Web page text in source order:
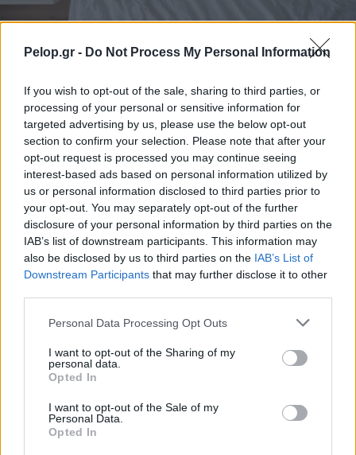
Pelop.gr - Do Not Process My Personal Information
If you wish to opt-out of the sale, sharing to third parties, or
processing of your personal or sensitive information for
targeted advertising by us, please use the below opt-out
section to confirm your selection. Please note that after your
opt-out request is processed you may continue seeing
interest-based ads based on personal information utilized by
us or personal information disclosed to third parties prior to
your opt-out. You may separately opt-out of the further
disclosure of your personal information by third parties on the
IAB’s list of downstream participants. This information may
also be disclosed by us to third parties on the IAB’s List of
Downstream Participants that may further disclose it to other
Please note that this website/app uses one or more Google
not limited to your visit or usage behaviour. You may click to
grant or deny consent to Google and its third-party tags to
use your data for below specified purposes in below Google
consent section.
Personal Data Processing Opt Outs
I want to opt-out of the Sharing of my
personal data.
Opted In
I want to opt-out of the Sale of my
Personal Data.
Opted In
Θηλασμός: Το «θαύμα» των πρώτων 1.000 ημερών – Τι
συμβαίνει στον εγκέφαλο του μωρού
Χρησιμοποιείς Google passkeys για τους κωδικούς σου;
Και όμως μπορούν να τους κλέψουν